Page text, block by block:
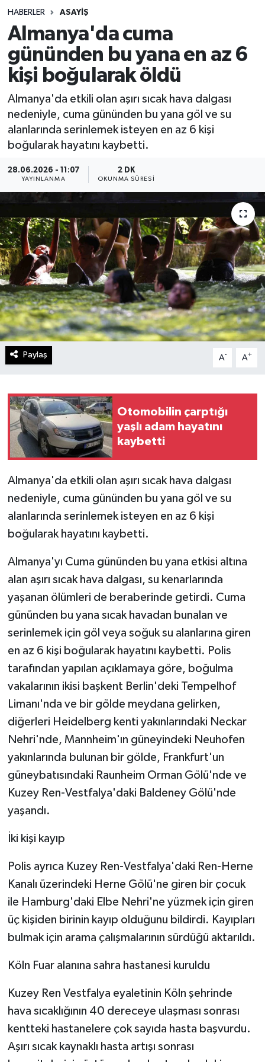
HABERLER ASAYIŞ
Almanya'da cuma
gününden bu yana en az 6
kişi boğularak öldü
Almanya'da etkili olan aşırı sıcak hava dalgası
nedeniyle, cuma gününden bu yana göl ve su
alanlarında serinlemek isteyen en az 6 kişi
boğularak hayatını kaybetti.
28.06.2026 - 11:07
YAYINLANMA
2 DK
OKUNMA SÜRESI
Paylaş A- A+
Otomobilin çarptığı
yaşlı adam hayatını
kaybetti
Almanya'da etkili olan aşırı sıcak hava dalgası
nedeniyle, cuma gününden bu yana göl ve su
alanlarında serinlemek isteyen en az 6 kişi
boğularak hayatını kaybetti.
Almanya'yı Cuma gününden bu yana etkisi altına
alan aşırı sıcak hava dalgası, su kenarlarında
yaşanan ölümleri de beraberinde getirdi. Cuma
gününden bu yana sıcak havadan bunalan ve
serinlemek için göl veya soğuk su alanlarına giren
en az 6 kişi boğularak hayatını kaybetti. Polis
tarafından yapılan açıklamaya göre, boğulma
vakalarının ikisi başkent Berlin'deki Tempelhof
Limanı'nda ve bir gölde meydana gelirken,
diğerleri Heidelberg kenti yakınlarındaki Neckar
Nehri'nde, Mannheim'ın güneyindeki Neuhofen
yakınlarında bulunan bir gölde, Frankfurt'un
güneybatısındaki Raunheim Orman Gölü'nde ve
Kuzey Ren-Vestfalya'daki Baldeney Gölü'nde
yaşandı.
İki kişi kayıp
Polis ayrıca Kuzey Ren-Vestfalya'daki Ren-Herne
Kanalı üzerindeki Herne Gölü'ne giren bir çocuk
ile Hamburg'daki Elbe Nehri'ne yüzmek için giren
üç kişiden birinin kayıp olduğunu bildirdi. Kayıpları
bulmak için arama çalışmalarının sürdüğü aktarıldı.
Köln Fuar alanına sahra hastanesi kuruldu
Kuzey Ren Vestfalya eyaletinin Köln şehrinde
hava sıcaklığının 40 dereceye ulaşması sonrası
kentteki hastanelere çok sayıda hasta başvurdu.
Aşırı sıcak kaynaklı hasta artışı sonrası
Spor
Teknoloji
Yaşam